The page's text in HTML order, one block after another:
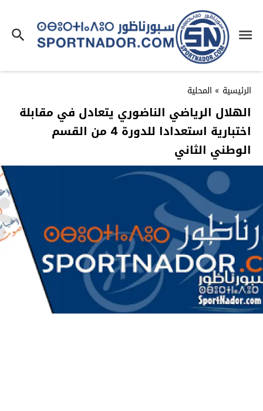
الرئيسية » المحلية
الهلال الرياضي الناضوري يتعادل في مقابلة
اختبارية استعدادا للدورة 4 من القسم
الوطني الثاني